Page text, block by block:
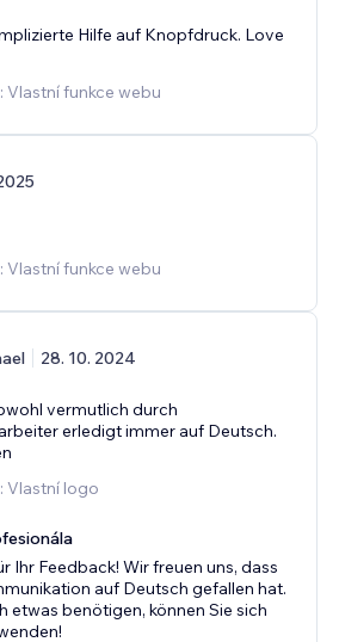
Hilfe auf Knopfdruck. Love
Vlastní funkce webu
Vlastní funkce webu
28. 10. 2024
vermutlich durch
erledigt immer auf Deutsch.
Vlastní logo
Ihr Feedback! Wir freuen uns, dass
auf Deutsch gefallen hat.
etwas benötigen, können Sie sich